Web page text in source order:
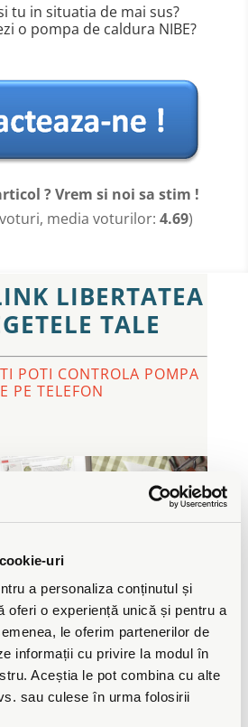
uri
a personaliza conținutul și
oferi o experiență unică și pentru a
le oferim partenerilor de
informații cu privire la modul în
Aceștia le pot combina cu alte
sau culese în urma folosirii
tu in situatia de mai sus?
o pompa de caldura NIBE?
? Vrem si noi sa stim !
media voturilor: 4.69)
LIBERTATEA
TALE
POTI CONTROLA POMPA
PE TELEFON
sa alegi TRUST ?